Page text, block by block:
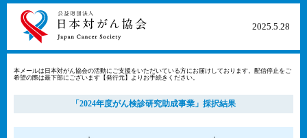
2025​.5​.28​
本メールは日本対がん協会の活動にご支援をいただいている方にお届けしております。配信停止をご
希望の際は最下部にございます【発行元】よりお手続きください。
「2024年度がん検診研究助成事業」採択結果